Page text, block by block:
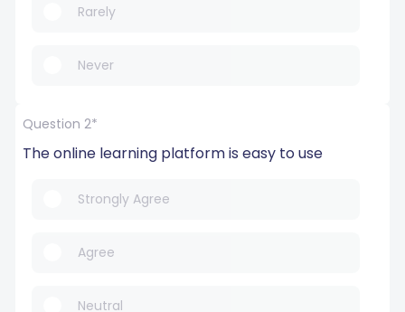
Rarely
Never
Question 2*
The online learning platform is easy to use
Strongly Agree
Agree
Neutral